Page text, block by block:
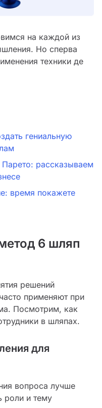
на каждой из
Но сперва
техники де
гениальную
Парето: рассказываем
время покажете
6 шляп
решений
применяют при
Посмотрим, как
в шляпах.
для
вопроса лучше
роли и тему